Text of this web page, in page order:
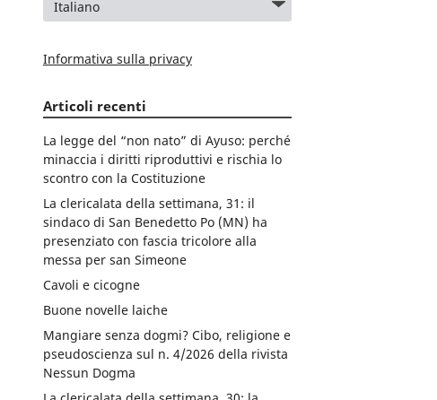
Informativa sulla privacy
Articoli recenti
La legge del “non nato” di Ayuso: perché
minaccia i diritti riproduttivi e rischia lo
scontro con la Costituzione
La clericalata della settimana, 31: il
sindaco di San Benedetto Po (MN) ha
presenziato con fascia tricolore alla
messa per san Simeone
Cavoli e cicogne
Buone novelle laiche
Mangiare senza dogmi? Cibo, religione e
pseudoscienza sul n. 4/2026 della rivista
Nessun Dogma